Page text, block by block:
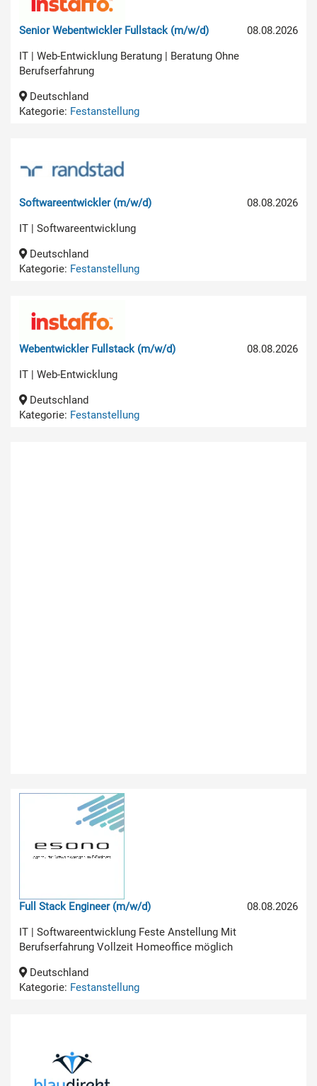
08.08.2026
Senior Webentwickler Fullstack (m/w/d)
IT | Web-Entwicklung Beratung | Beratung Ohne
Berufserfahrung
Deutschland
Kategorie: Festanstellung
08.08.2026
Softwareentwickler (m/w/d)
IT | Softwareentwicklung
Deutschland
Kategorie: Festanstellung
08.08.2026
Webentwickler Fullstack (m/w/d)
IT | Web-Entwicklung
Deutschland
Kategorie: Festanstellung
08.08.2026
Full Stack Engineer (m/w/d)
IT | Softwareentwicklung Feste Anstellung Mit
Berufserfahrung Vollzeit Homeoffice möglich
Deutschland
Kategorie: Festanstellung